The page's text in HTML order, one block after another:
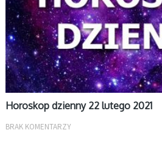
Horoskop dzienny 22 lutego 2021
BRAK KOMENTARZY